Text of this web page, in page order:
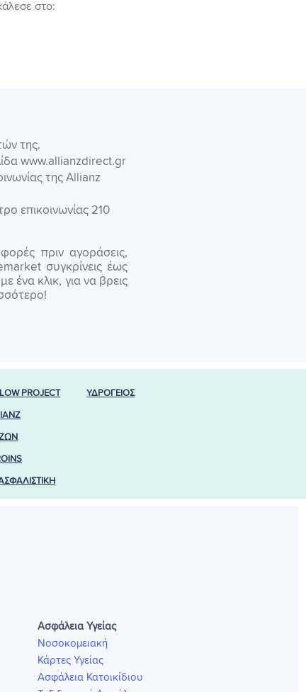
στο:
της.
www.allianzdirect.gr
της Allianz
επικοινωνίας 210
πριν αγοράσεις,
συγκρίνεις έως
ένα κλικ, για να βρεις
PROJECT ΥΔΡΟΓΕΙΟΣ
Ασφάλεια Υγείας
Νοσοκομειακή
Κάρτες Υγείας
Ασφάλεια Κατοικίδιου